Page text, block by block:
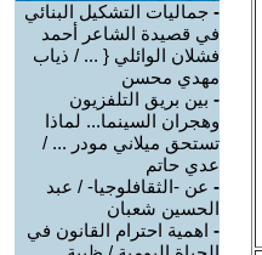
- جماليات التشكيل البنائي
في قصيدة الشاعر أحمد
فشلان الوائلي { ... / ذياب
مهدي محسن
- بين بريق التلفزيون
وهجران السينما... لماذا
تستحق ميلاني مودر ... /
عدي حاتم
- عن -الثقافلوجيا- / عبد
الحسين شعبان
- اهمية احترام القانون في